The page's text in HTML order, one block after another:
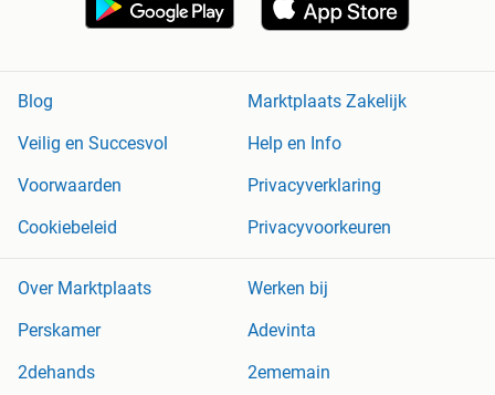
Blog
Marktplaats Zakelijk
Veilig en Succesvol
Help en Info
Voorwaarden
Privacyverklaring
Cookiebeleid
Privacyvoorkeuren
Over Marktplaats
Werken bij
Perskamer
Adevinta
2dehands
2ememain